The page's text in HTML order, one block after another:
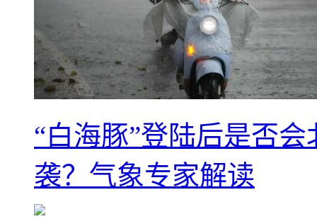
“白海豚”登陆后是否
袭？气象专家解读